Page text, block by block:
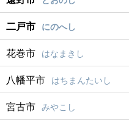
二戸市 にのへし
花巻市 はなまきし
八幡平市 はちまんたいし
宮古市 みやこし